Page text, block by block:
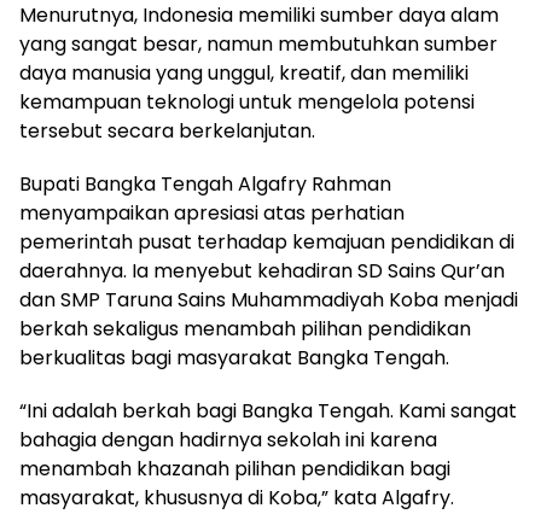
‎Menurutnya, Indonesia memiliki sumber daya alam
yang sangat besar, namun membutuhkan sumber
daya manusia yang unggul, kreatif, dan memiliki
kemampuan teknologi untuk mengelola potensi
tersebut secara berkelanjutan.
‎Bupati Bangka Tengah Algafry Rahman
menyampaikan apresiasi atas perhatian
pemerintah pusat terhadap kemajuan pendidikan di
daerahnya. Ia menyebut kehadiran SD Sains Qur’an
dan SMP Taruna Sains Muhammadiyah Koba menjadi
berkah sekaligus menambah pilihan pendidikan
berkualitas bagi masyarakat Bangka Tengah.
‎“Ini adalah berkah bagi Bangka Tengah. Kami sangat
bahagia dengan hadirnya sekolah ini karena
menambah khazanah pilihan pendidikan bagi
masyarakat, khususnya di Koba,” kata Algafry.